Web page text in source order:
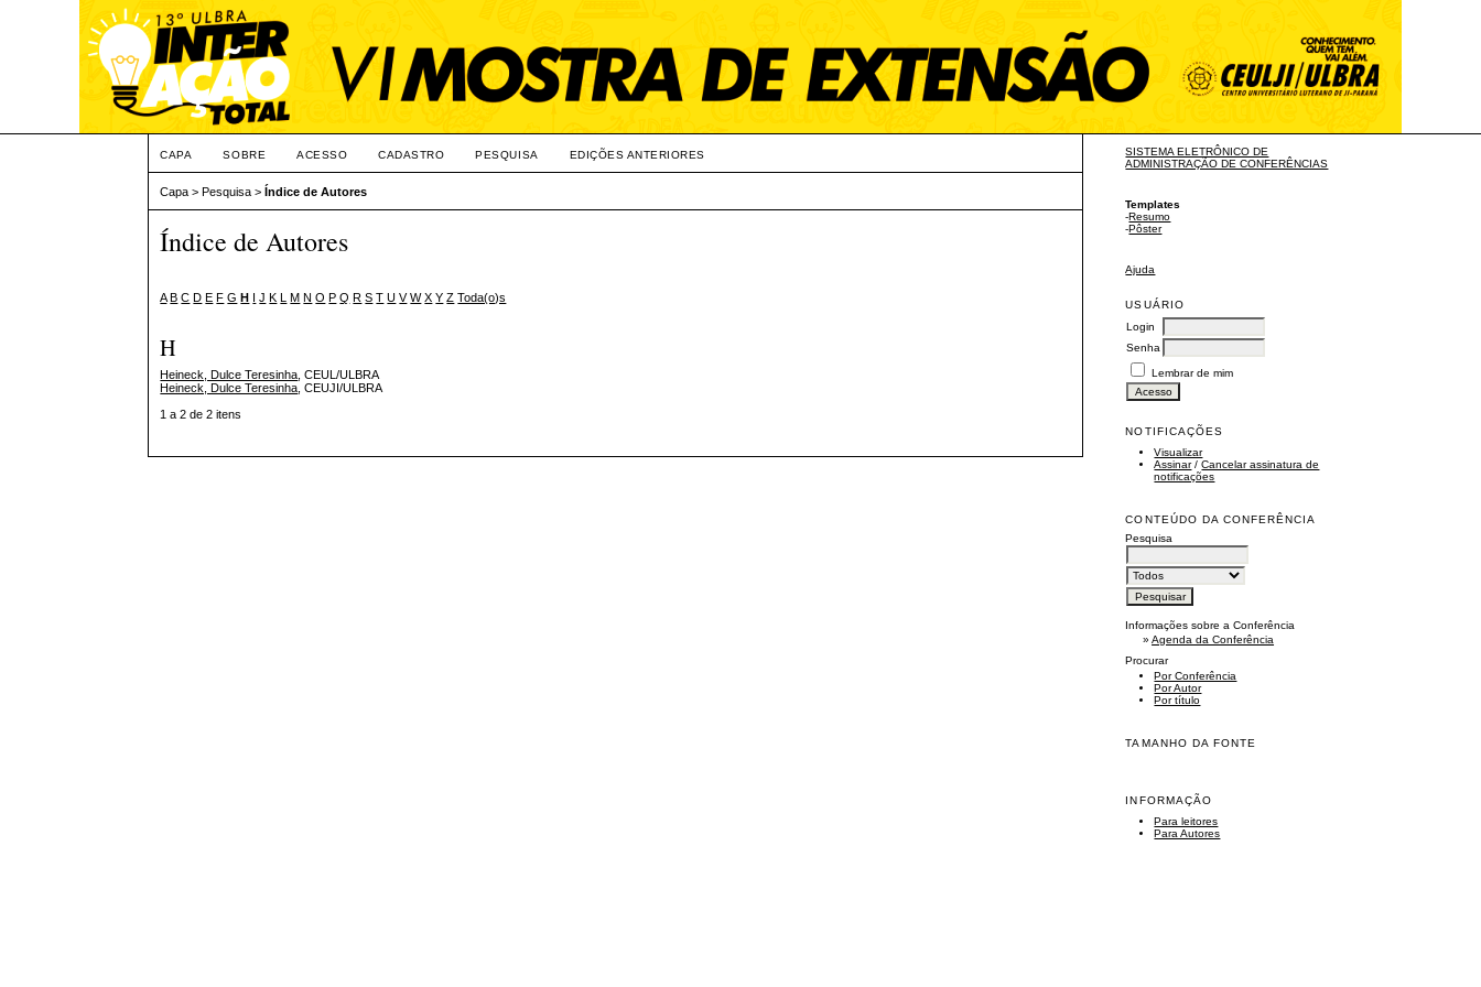
SISTEMA ELETRÔNICO DE
ADMINISTRAÇÃO DE CONFERÊNCIAS
Templates
-Resumo
-Pôster
Ajuda
USUÁRIO
Login
Senha
Lembrar de mim
NOTIFICAÇÕES
Visualizar
Assinar/Cancelar assinatura de
notificações
CONTEÚDO DA CONFERÊNCIA
Pesquisa
Informações sobre a Conferência
»Agenda da Conferência
Procurar
Por Conferência
Por Autor
Por título
TAMANHO DA FONTE
INFORMAÇÃO
Para leitores
Para Autores
CAPA SOBRE ACESSO CADASTRO PESQUISA EDIÇÕES ANTERIORES
Capa >Pesquisa >Índice de Autores
Índice de Autores
A B C D E F G H I J K L M N O P Q R S T U V W X Y Z Toda(o)s
H
Heineck, Dulce Teresinha , CEUL/ULBRA
Heineck, Dulce Teresinha , CEUJI/ULBRA
1 a 2 de 2 itens